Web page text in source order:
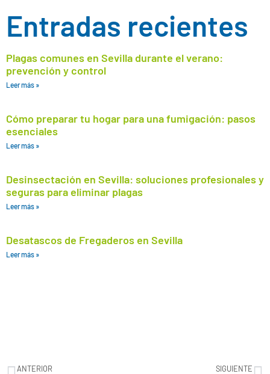
Entradas recientes
Plagas comunes en Sevilla durante el verano:
prevención y control
Leer más »
Cómo preparar tu hogar para una fumigación: pasos
esenciales
Leer más »
Desinsectación en Sevilla: soluciones profesionales y
seguras para eliminar plagas
Leer más »
Desatascos de Fregaderos en Sevilla
Leer más »
ANTERIOR SIGUIENTE